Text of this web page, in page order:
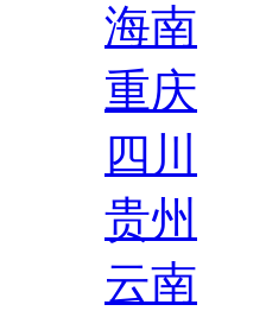
海南
重庆
四川
贵州
云南